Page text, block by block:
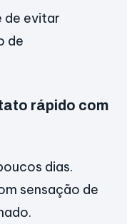
de evitar
de
rápido com
dias.
sensação de